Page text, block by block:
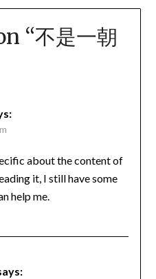
“不是一朝
about the content of
it, I still have some
help me.